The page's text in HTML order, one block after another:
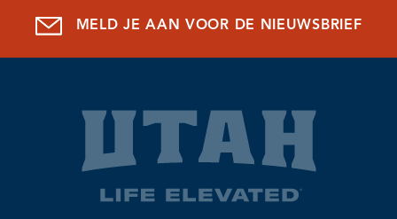
MELD JE AAN VOOR DE NIEUWSBRIEF